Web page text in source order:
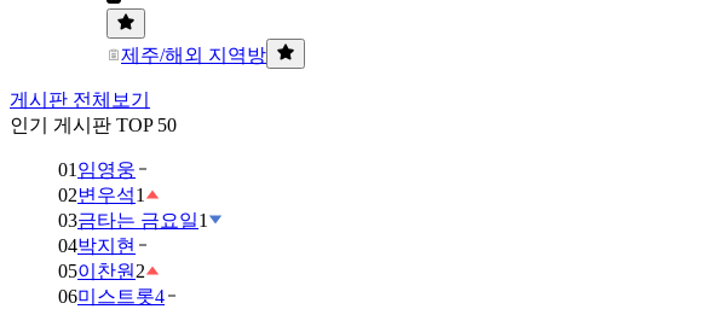
제주/해외 지역방
게시판 전체보기
인기 게시판 TOP 50
01 임영웅
02변우석1
03금타는 금요일1
04박지현
05이찬원 2
06미스트롯4